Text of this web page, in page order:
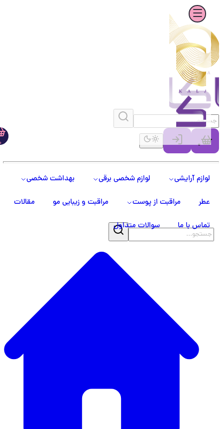
0
لوازم آرایشی لوازم شخصی برقی بهداشت شخصی
مراقبت از پوست مراقبت و زیبایی مو مقالات
تماس با ما سوالات متداول